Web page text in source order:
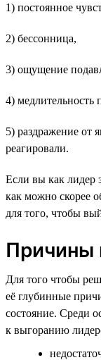
1) постоянное
2) бессонница,
3) ощущение
4)
5) раздражение от
реагировали.
Если вы как лидер
как можно скорее
для того, чтобы
Причины
Для того чтобы
её глубинные
состояние. Среди
к выгоранию